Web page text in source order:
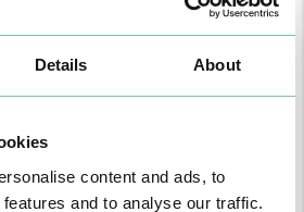
Details About
content and ads, to
and to analyse our traffic.
ou recorrente durante ou após a